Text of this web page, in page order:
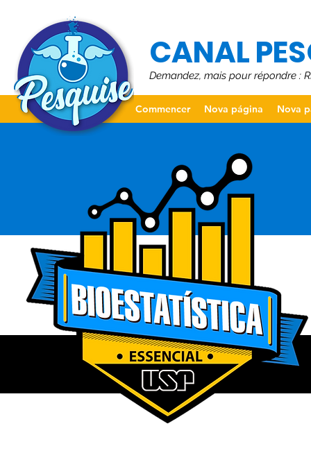
CANAL
Demandez, mais pour répondre :
Commencer Nova página Nova